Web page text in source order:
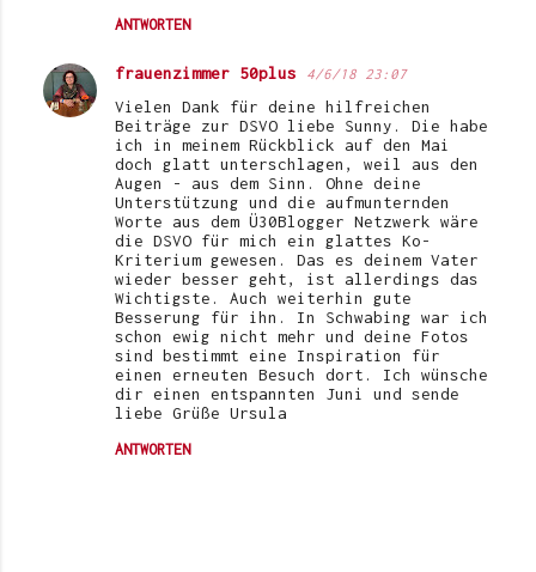
ANTWORTEN
frauenzimmer 50plus 4/6/18 23:07
Vielen Dank für deine hilfreichen
Beiträge zur DSVO liebe Sunny. Die habe
ich in meinem Rückblick auf den Mai
doch glatt unterschlagen, weil aus den
Augen - aus dem Sinn. Ohne deine
Unterstützung und die aufmunternden
Worte aus dem Ü30Blogger Netzwerk wäre
die DSVO für mich ein glattes Ko-
Kriterium gewesen. Das es deinem Vater
wieder besser geht, ist allerdings das
Wichtigste. Auch weiterhin gute
Besserung für ihn. In Schwabing war ich
schon ewig nicht mehr und deine Fotos
sind bestimmt eine Inspiration für
einen erneuten Besuch dort. Ich wünsche
dir einen entspannten Juni und sende
liebe Grüße Ursula
ANTWORTEN